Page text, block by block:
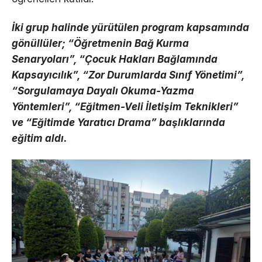
İki grup halinde yürütülen program kapsamında
gönüllüler; “Öğretmenin Bağ Kurma
Senaryoları”, “Çocuk Hakları Bağlamında
Kapsayıcılık”, “Zor Durumlarda Sınıf Yönetimi”,
“Sorgulamaya Dayalı Okuma-Yazma
Yöntemleri”, “Eğitmen-Veli İletişim Teknikleri”
ve “Eğitimde Yaratıcı Drama” başlıklarında
eğitim aldı.